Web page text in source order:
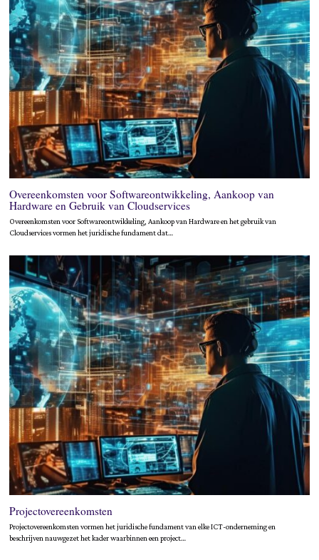
Overeenkomsten voor Softwareontwikkeling, Aankoop van
Hardware en Gebruik van Cloudservices
Overeenkomsten voor Softwareontwikkeling, Aankoop van Hardware en het gebruik van
Cloudservices vormen het juridische fundament dat…
Projectovereenkomsten
Projectovereenkomsten vormen het juridische fundament van elke ICT-onderneming en
beschrijven nauwgezet het kader waarbinnen een project…